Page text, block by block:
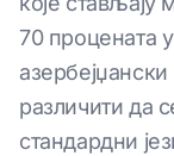
70 процената
различити да
стандардни